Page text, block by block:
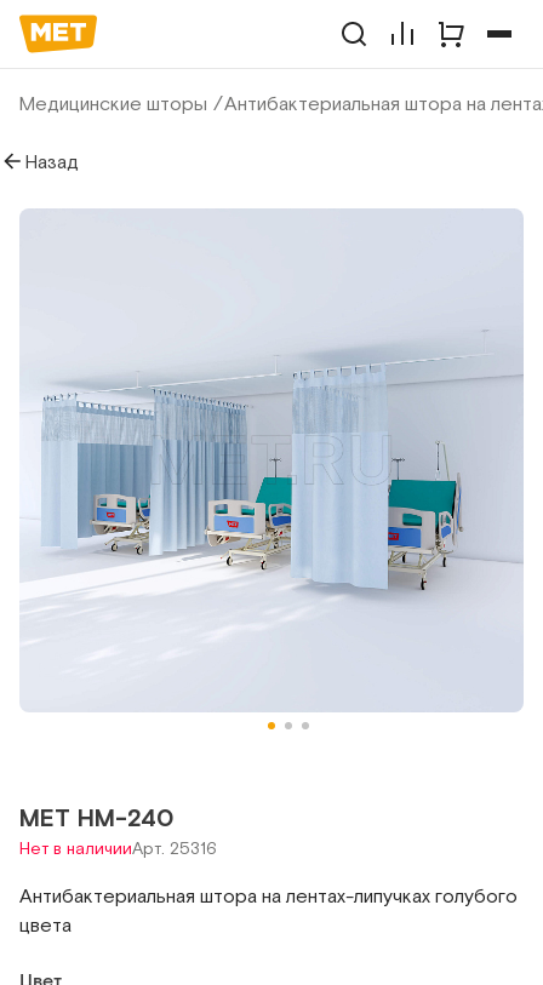
Медицинские шторы Антибактериальная штора на
Назад
MET HM-240
Нет в наличииАрт. 25316
Антибактериальная штора на лентах-липучках голубого
цвета